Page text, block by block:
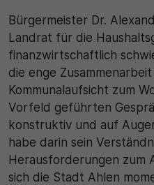
Bürgermeister Dr.
Landrat für die
finanzwirtschaftlich
die enge
Kommunalaufsicht zum
Vorfeld geführten
konstruktiv und auf
habe darin sein
Herausforderungen zum
sich die Stadt Ahlen